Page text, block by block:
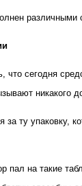
что сегодня
никакого
за ту
пал на такие